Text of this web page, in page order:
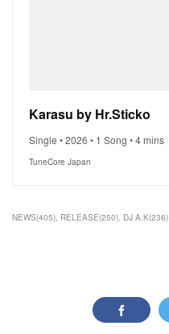
Karasu by Hr.Sticko
Single • 2026 • 1 Song • 4 mins
TuneCore Japan
NEWS(405) RELEASE(250) DJ A.K(236)